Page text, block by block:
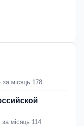
за місяць 178
за місяць 114